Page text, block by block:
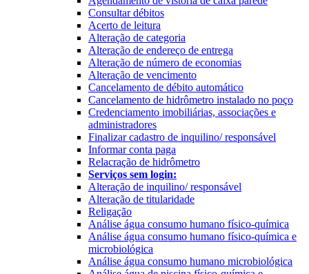
Consultar débitos
Acerto de leitura
Alteração de categoria
Alteração de endereço de entrega
Alteração de número de economias
Alteração de vencimento
Cancelamento de débito automático
Cancelamento de hidrômetro instalado no poço
Credenciamento imobiliárias, associações e
administradores
Finalizar cadastro de inquilino/ responsável
Informar conta paga
Relacração de hidrômetro
Serviços sem login:
Alteração de inquilino/ responsável
Alteração de titularidade
Religação
Análise água consumo humano físico-química
Análise água consumo humano físico-química e
microbiológica
Análise água consumo humano microbiológica